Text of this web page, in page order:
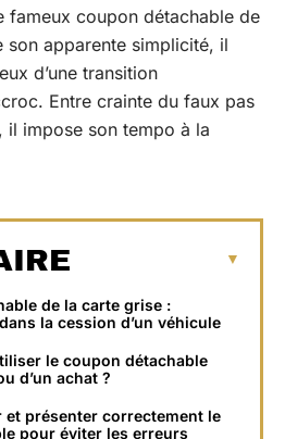
fameux coupon détachable de
son apparente simplicité, il
d’une transition
Entre crainte du faux pas
il impose son tempo à la
de la carte grise :
la cession d’un véhicule
le coupon détachable
d’un achat ?
et présenter correctement le
pour éviter les erreurs